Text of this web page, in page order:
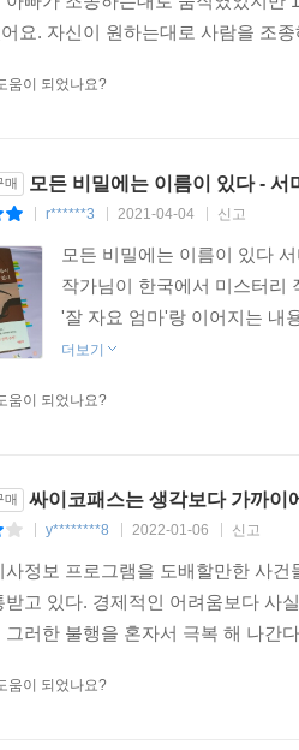
요. 자신이 원하는대로 사람을 조
움이 되었나요?
매 모든 비밀에는 이름이 있다 - 서
r******3 2021-04-04 신고
모든 비밀에는 이름이 있다
작가님이 한국에서 미스터리
'잘 자요 엄마'랑 이어지는 내
더보기
움이 되었나요?
매 싸이코패스는 생각보다 가까이
y********8 2022-01-06 신고
사정보 프로그램을 도배할만한 사
받고 있다. 경제적인 어려움보다 사
그러한 불행을 혼자서 극복 해 나간
움이 되었나요?